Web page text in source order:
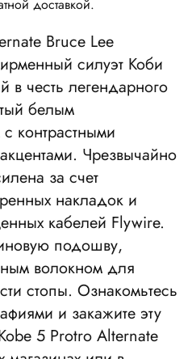
доставкой.
Bruce Lee
силуэт Коби
в честь легендарного
белым
контрастными
Чрезвычайно
за счет
накладок и
кабелей Flywire.
подошву,
волокном для
стопы. Ознакомьтесь
и закажите эту
5 Protro Alternate